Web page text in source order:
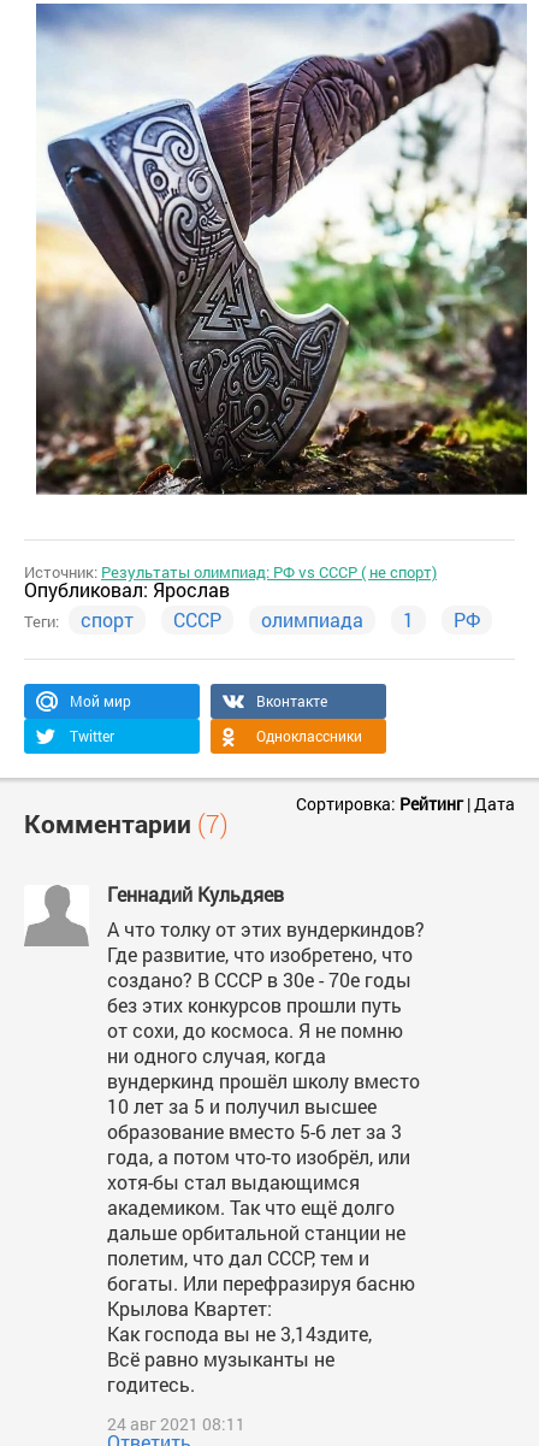
Источник: Результаты олимпиад: РФ vs СССР ( не спорт)
Опубликовал: Ярослав
Теги: спорт СССР олимпиада 1 РФ
Мой мир
Вконтакте
Twitter
Одноклассники
Комментарии (7)
Сортировка: Рейтинг|Дата
Геннадий Кульдяев
А что толку от этих вундеркиндов?
Где развитие, что изобретено, что
создано? В СССР в 30е - 70е годы
без этих конкурсов прошли путь
от сохи, до космоса. Я не помню
ни одного случая, когда
вундеркинд прошёл школу вместо
10 лет за 5 и получил высшее
образование вместо 5-6 лет за 3
года, а потом что-то изобрёл, или
хотя-бы стал выдающимся
академиком. Так что ещё долго
дальше орбитальной станции не
полетим, что дал СССР, тем и
богаты. Или перефразируя басню
Крылова Квартет:
Как господа вы не 3,14здите,
Всё равно музыканты не
годитесь.
24 авг 2021 08:11